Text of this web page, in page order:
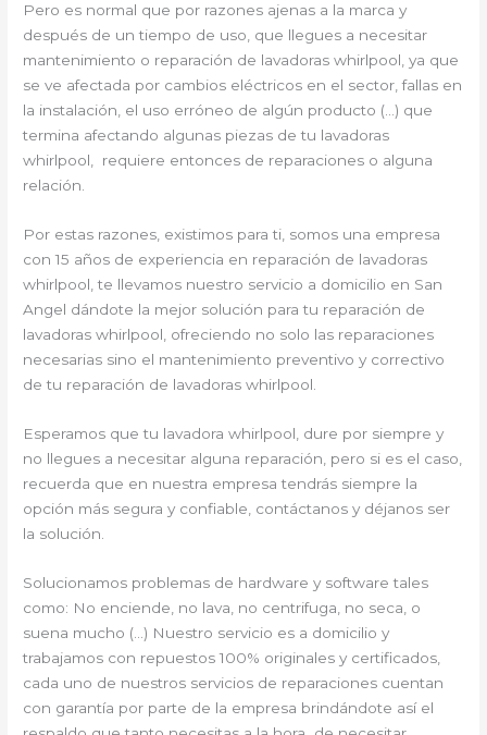
Pero es normal que por razones ajenas a la marca y
después de un tiempo de uso, que llegues a necesitar
mantenimiento o reparación de lavadoras whirlpool, ya que
se ve afectada por cambios eléctricos en el sector, fallas en
la instalación, el uso erróneo de algún producto (…) que
termina afectando algunas piezas de tu lavadoras
whirlpool, requiere entonces de reparaciones o alguna
relación.
Por estas razones, existimos para ti, somos una empresa
con 15 años de experiencia en reparación de lavadoras
whirlpool, te llevamos nuestro servicio a domicilio en San
Angel dándote la mejor solución para tu reparación de
lavadoras whirlpool, ofreciendo no solo las reparaciones
necesarias sino el mantenimiento preventivo y correctivo
de tu reparación de lavadoras whirlpool.
Esperamos que tu lavadora whirlpool, dure por siempre y
no llegues a necesitar alguna reparación, pero si es el caso,
recuerda que en nuestra empresa tendrás siempre la
opción más segura y confiable, contáctanos y déjanos ser
la solución.
Solucionamos problemas de hardware y software tales
como: No enciende, no lava, no centrifuga, no seca, o
suena mucho (…) Nuestro servicio es a domicilio y
trabajamos con repuestos 100% originales y certificados,
cada uno de nuestros servicios de reparaciones cuentan
con garantía por parte de la empresa brindándote así el